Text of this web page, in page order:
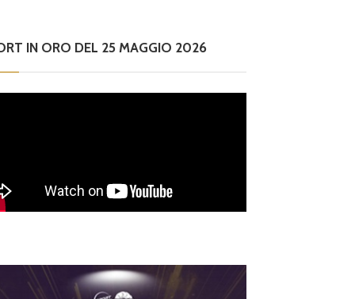
IN ORO DEL 25 MAGGIO 2026